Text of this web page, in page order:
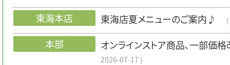
東海本店
東海店夏メニューのご案内♪
本部
オンラインストア商品、一部価
2026-07-17